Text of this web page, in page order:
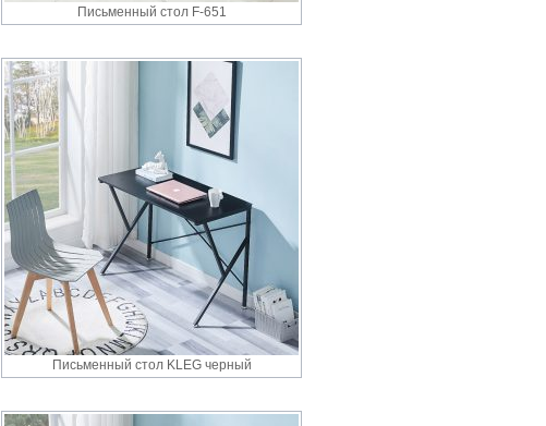
Письменный стол F-651
Письменный стол KLEG черный